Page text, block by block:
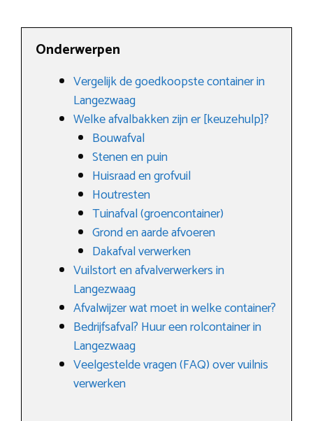
Onderwerpen
Vergelijk de goedkoopste container in
Langezwaag
Welke afvalbakken zijn er [keuzehulp]?
Bouwafval
Stenen en puin
Huisraad en grofvuil
Houtresten
Tuinafval (groencontainer)
Grond en aarde afvoeren
Dakafval verwerken
Vuilstort en afvalverwerkers in
Langezwaag
Afvalwijzer wat moet in welke container?
Bedrijfsafval? Huur een rolcontainer in
Langezwaag
Veelgestelde vragen (FAQ) over vuilnis
verwerken